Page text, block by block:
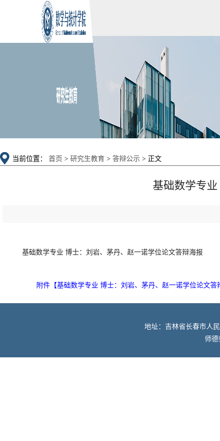
当前位置： 首页 > 研究生教育 > 答辩公示 > 正文
基础数学专
基础数学专业 博士：刘岩、茅丹、赵一诺学位论文答辩海报
附件【基础数学专业 博士：刘岩、茅丹、赵一诺学位论文答
地址：吉林省长春市人
师德